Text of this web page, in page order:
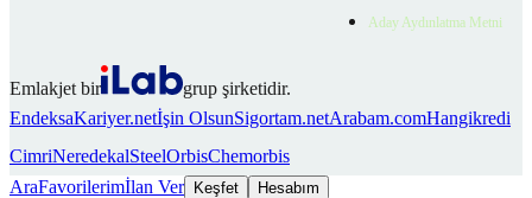
Aday Aydınlatma Metni
Emlakjet bir
grup şirketidir.
EndeksaKariyer.netİşin OlsunSigortam.netArabam.comHangikredi
CimriNeredekalSteelOrbisChemorbis
AraFavorilerimİlan Ver Keşfet Hesabım